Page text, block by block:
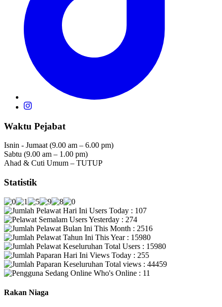
Waktu Pejabat
Isnin - Jumaat (9.00 am – 6.00 pm)
Sabtu (9.00 am – 1.00 pm)
Ahad & Cuti Umum – TUTUP
Statistik
Users Today : 107
Users Yesterday : 274
This Month : 2516
This Year : 15980
Total Users : 15980
Views Today : 255
Total views : 44459
Who's Online : 11
Rakan Niaga